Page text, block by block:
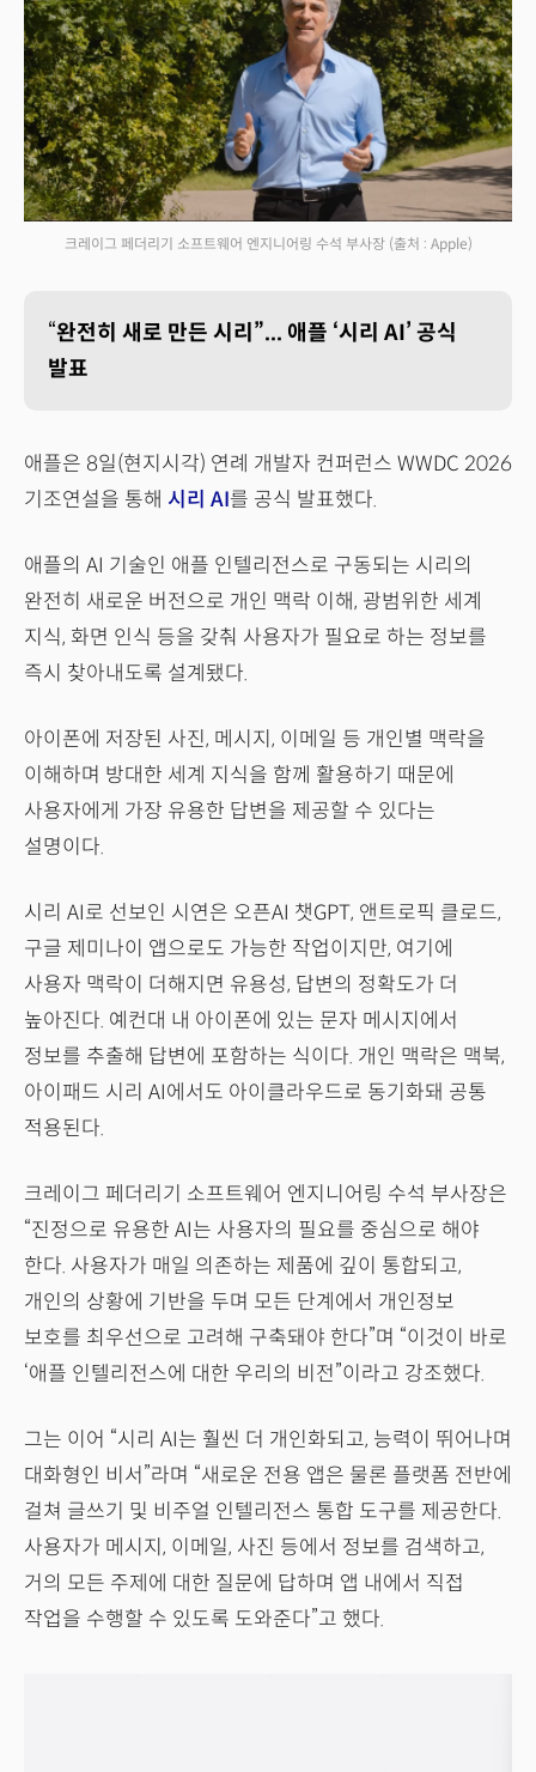
크레이그 페더리기 소프트웨어 엔지니어링 수석 부사장 (출처 : Apple)
“완전히 새로 만든 시리”... 애플 ‘시리 AI’ 공식
발표
애플은 8일(현지시각) 연례 개발자 컨퍼런스 WWDC 2026
기조연설을 통해 시리 AI를 공식 발표했다.
애플의 AI 기술인 애플 인텔리전스로 구동되는 시리의
완전히 새로운 버전으로 개인 맥락 이해, 광범위한 세계
지식, 화면 인식 등을 갖춰 사용자가 필요로 하는 정보를
즉시 찾아내도록 설계됐다.
아이폰에 저장된 사진, 메시지, 이메일 등 개인별 맥락을
이해하며 방대한 세계 지식을 함께 활용하기 때문에
사용자에게 가장 유용한 답변을 제공할 수 있다는
설명이다.
시리 AI로 선보인 시연은 오픈AI 챗GPT, 앤트로픽 클로드,
구글 제미나이 앱으로도 가능한 작업이지만, 여기에
사용자 맥락이 더해지면 유용성, 답변의 정확도가 더
높아진다. 예컨대 내 아이폰에 있는 문자 메시지에서
정보를 추출해 답변에 포함하는 식이다. 개인 맥락은 맥북,
아이패드 시리 AI에서도 아이클라우드로 동기화돼 공통
적용된다.
크레이그 페더리기 소프트웨어 엔지니어링 수석 부사장은
“진정으로 유용한 AI는 사용자의 필요를 중심으로 해야
한다. 사용자가 매일 의존하는 제품에 깊이 통합되고,
개인의 상황에 기반을 두며 모든 단계에서 개인정보
보호를 최우선으로 고려해 구축돼야 한다”며 “이것이 바로
‘애플 인텔리전스에 대한 우리의 비전”이라고 강조했다.
그는 이어 “시리 AI는 훨씬 더 개인화되고, 능력이 뛰어나며
대화형인 비서”라며 “새로운 전용 앱은 물론 플랫폼 전반에
걸쳐 글쓰기 및 비주얼 인텔리전스 통합 도구를 제공한다.
사용자가 메시지, 이메일, 사진 등에서 정보를 검색하고,
거의 모든 주제에 대한 질문에 답하며 앱 내에서 직접
작업을 수행할 수 있도록 도와준다”고 했다.